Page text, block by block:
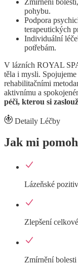
pohybu.
Podpora
terapeutických
Individuální
potřebám.
V lázních ROYAL
těla i mysli.
rehabilitačními
aktivnímu a
péči, kterou si
Detaily Léčby
Jak mi
Lázeňské
Zlepšení
Zmírnění bolesti